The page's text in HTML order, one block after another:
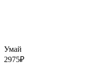
Умай
2975₽